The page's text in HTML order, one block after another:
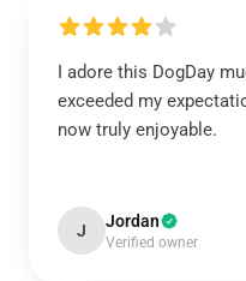
I adore this DogDay
exceeded my
now truly enjoyable.
J Jordan
Verified owner